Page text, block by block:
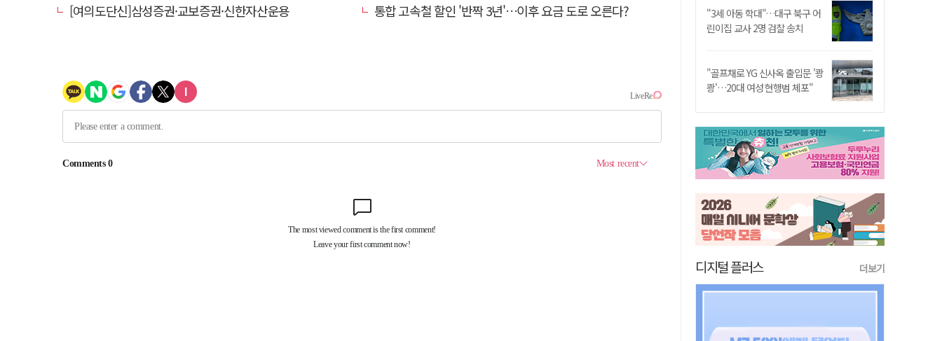
[여의도단신]삼성증권·교보증권·신한자산운용
통합 고속철 할인 '반짝 3년'…이후 요금 도로 오른다?
"3세 아동 학대"…대구 북구 어
린이집 교사 2명 검찰 송치
"골프채로 YG 신사옥 출입문 '쾅
쾅'…20대 여성 현행범 체포"
디지털 플러스 더보기